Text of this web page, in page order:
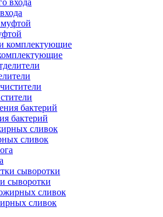
бактерий
сливок
сыворотки
сливок